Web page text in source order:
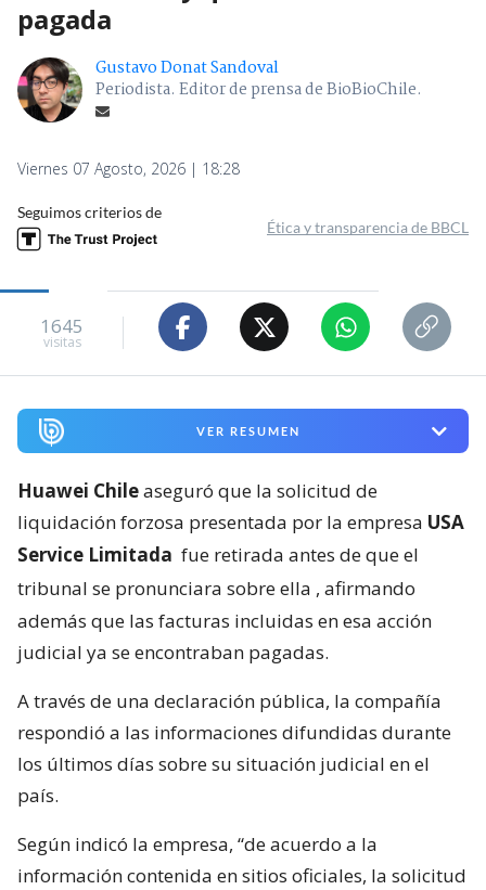
pagada
Gustavo Donat Sandoval
Periodista. Editor de prensa de BioBioChile.
Viernes 07 Agosto, 2026 | 18:28
Seguimos criterios de
Ética y transparencia de BBCL
1645
visitas
VER RESUMEN
Huawei Chileaseguró que la solicitud de
liquidación forzosa presentada por la empresa USA
Service Limitada fue retirada antes de que el
tribunal se pronunciara sobre ella , afirmando
además que las facturas incluidas en esa acción
judicial ya se encontraban pagadas.
A través de una declaración pública, la compañía
respondió a las informaciones difundidas durante
los últimos días sobre su situación judicial en el
país.
Según indicó la empresa, “de acuerdo a la
información contenida en sitios oficiales, la solicitud